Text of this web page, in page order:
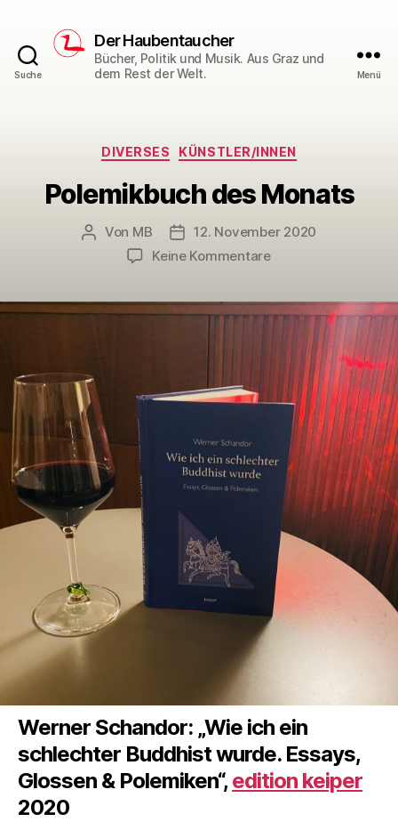
Suche
Der Haubentaucher
Bücher, Politik und Musik. Aus Graz und
dem Rest der Welt.
Menü
Kategorien
DIVERSES KÜNSTLER/INNEN
Polemikbuch des Monats
Beitragsautor
Von MB Veröffentlichungsdatum
12. November 2020
Keine Kommentarezu
Monats
Werner Schandor: „Wie ich ein
schlechter Buddhist wurde. Essays,
Glossen & Polemiken“, edition keiper
2020